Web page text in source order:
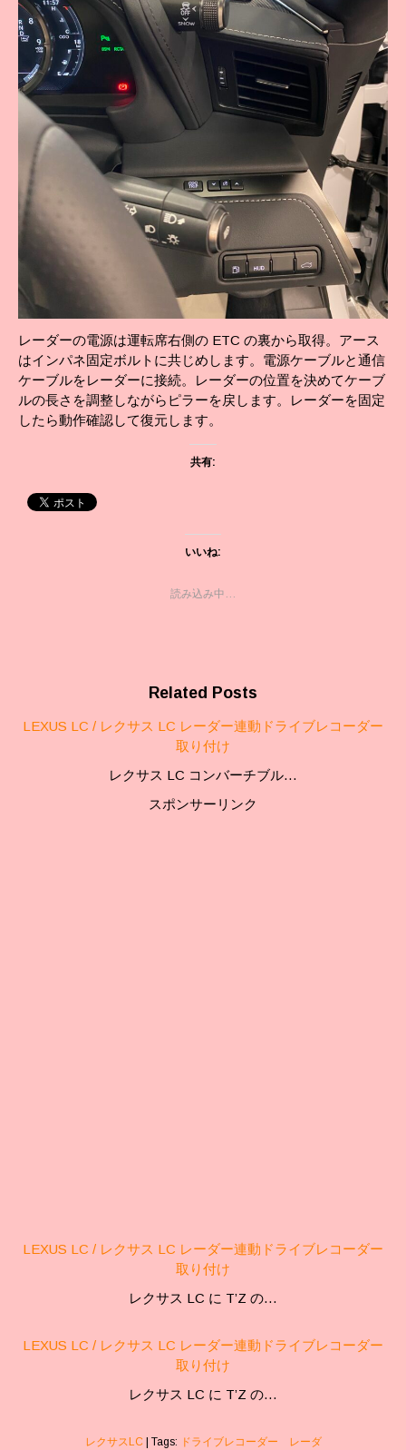
レーダーの電源は運転席右側の ETC の裏から取得。アース
はインパネ固定ボルトに共じめします。電源ケーブルと通信
ケーブルをレーダーに接続。レーダーの位置を決めてケーブ
ルの長さを調整しながらピラーを戻します。レーダーを固定
したら動作確認して復元します。
共有:
いいね:
読み込み中…
Related Posts
LEXUS LC / レクサス LC レーダー連動ドライブレコーダー
取り付け
レクサス LC コンバーチブル…
スポンサーリンク
LEXUS LC / レクサス LC レーダー連動ドライブレコーダー
取り付け
レクサス LC に T’Z の…
LEXUS LC / レクサス LC レーダー連動ドライブレコーダー
取り付け
レクサス LC に T’Z の…
レクサスLC | Tags: ドライブレコーダー レーダ